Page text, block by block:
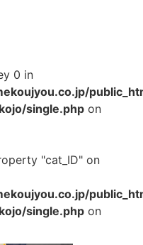
0 in
single.php on
"cat_ID" on
single.php on